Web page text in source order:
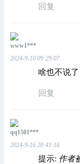
回复
www1***
2024-9-10 09:29:07
啥也不说
回复
qq1501***
2024-9-16 20:41:16
提示: 作者